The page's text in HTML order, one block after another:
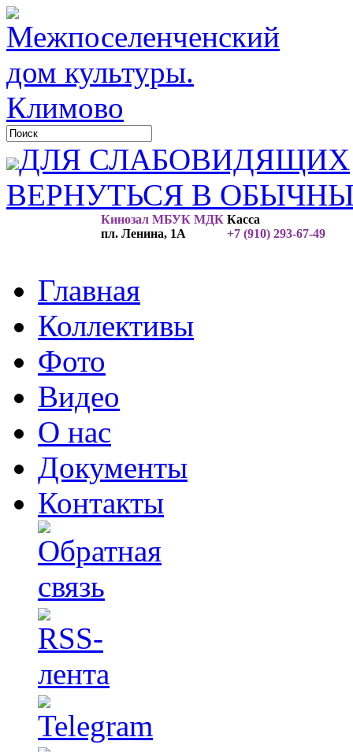
ДЛЯ СЛАБОВИДЯЩИХ
ВЕРНУТЬСЯ В
Кинозал МБУК МДК
пл. Ленина, 1А
Касса
+7 (910) 293-67-49
Главная
Коллективы
Фото
Видео
О нас
Документы
Контакты